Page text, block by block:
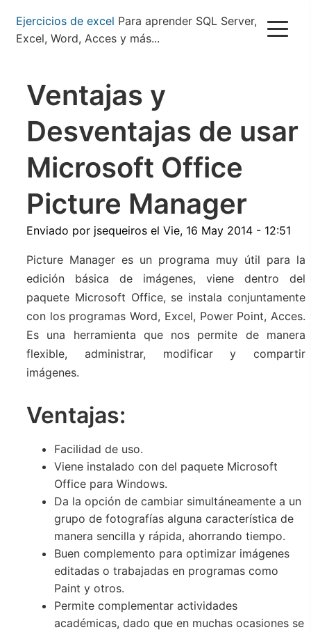
Pasar
contenido
Ejercicios de excel Para aprender SQL Server,
Excel, Word, Acces y más...
Ventajas y
Desventajas de usar
Microsoft Office
Picture Manager
Enviado por jsequeiros el Vie, 16 May 2014 - 12:51
Picture Manager es un programa muy útil para la
edición básica de imágenes, viene dentro del
paquete Microsoft Office, se instala conjuntamente
con los programas Word, Excel, Power Point, Acces.
Es una herramienta que nos permite de manera
flexible, administrar, modificar y compartir
imágenes.
Ventajas:
Facilidad de uso.
Viene instalado con del paquete Microsoft
Office para Windows.
Da la opción de cambiar simultáneamente a un
grupo de fotografías alguna característica de
manera sencilla y rápida, ahorrando tiempo.
Buen complemento para optimizar imágenes
editadas o trabajadas en programas como
Paint y otros.
Permite complementar actividades
académicas, dado que en muchas ocasiones se